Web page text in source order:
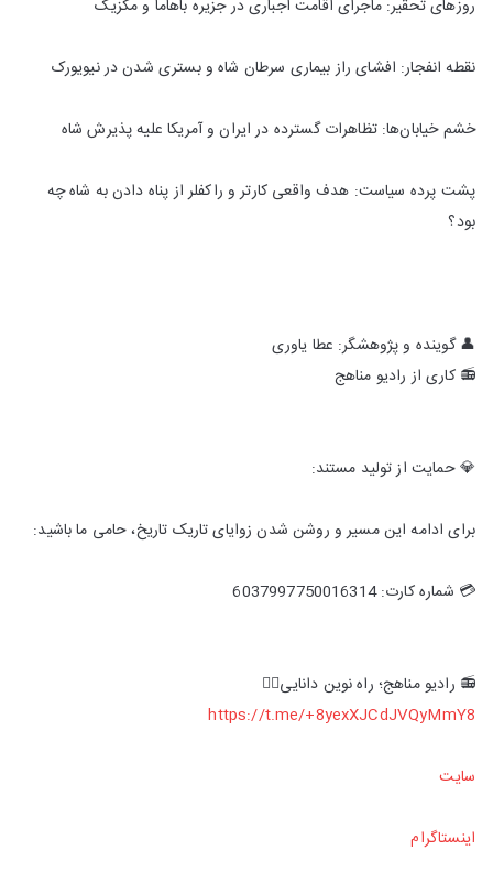
روزهای تحقیر: ماجرای اقامت اجباری در جزیره باهاما و مکزیک
نقطه انفجار: افشای راز بیماری سرطان شاه و بستری شدن در نیویورک
خشم خیابان‌ها: تظاهرات گسترده در ایران و آمریکا علیه پذیرش شاه
پشت پرده سیاست: هدف واقعی کارتر و راکفلر از پناه دادن به شاه چه
بود؟
👤 گوینده و پژوهشگر: عطا یاوری
📻 کاری از رادیو مناهج
💎 حمایت از تولید مستند:
برای ادامه این مسیر و روشن شدن زوایای تاریک تاریخ، حامی ما باشید:
💳 شماره کارت: 6037997750016314
📻 رادیو مناهج؛ راه نوین دانایی👇🏻
https://t.me/+8yexXJCdJVQyMmY8
سایت
اینستاگرام